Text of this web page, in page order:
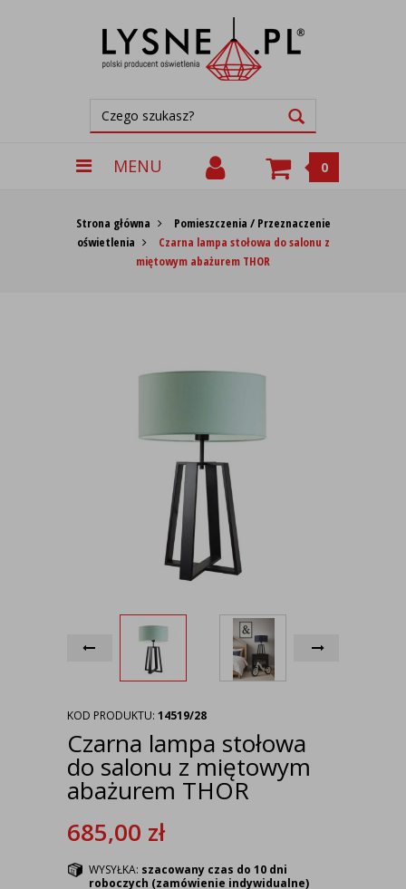
MENU 0
Strona główna
Pomieszczenia / Przeznaczenie
oświetlenia
Czarna lampa stołowa do salonu z
miętowym abażurem THOR
KOD PRODUKTU: 14519/28
Czarna lampa stołowa
do salonu z miętowym
abażurem THOR
685,00 zł
WYSYŁKA: szacowany czas do 10 dni
roboczych (zamówienie indywidualne)